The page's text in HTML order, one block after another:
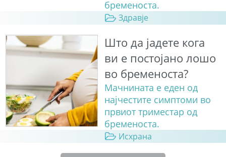
бременоста.
Здравје
Што да јадете кога
ви е постојано лошо
во бременоста?
Мачнината е еден од
најчестите симптоми во
првиот триместар од
бременоста.
Исхрана